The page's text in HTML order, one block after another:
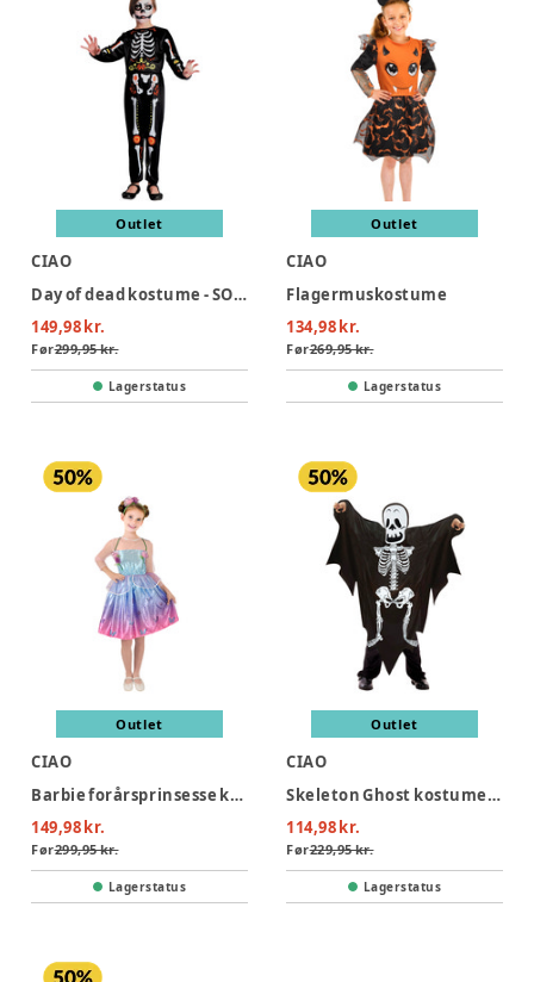
Outlet
CIAO
Day of dead kostume - SORT
149,98 kr.
Før299,95 kr.
Lagerstatus
Outlet
CIAO
Flagermuskostume
134,98 kr.
Før269,95 kr.
Lagerstatus
Outlet
CIAO
Barbie forårsprinsesse kostume - MULTI
149,98 kr.
Før299,95 kr.
Lagerstatus
Outlet
CIAO
Skeleton Ghost kostume - SORT
114,98 kr.
Før229,95 kr.
Lagerstatus